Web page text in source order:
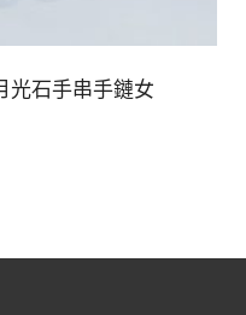
光石手串手鏈女